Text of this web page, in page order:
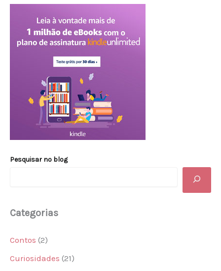
Pesquisar no blog
Categorias
Contos (2)
Curiosidades (21)